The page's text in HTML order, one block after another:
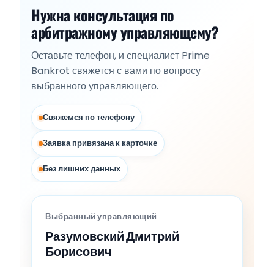
Нужна консультация по
арбитражному управляющему?
Оставьте телефон, и специалист Prime
Bankrot свяжется с вами по вопросу
выбранного управляющего.
Свяжемся по телефону
Заявка привязана к карточке
Без лишних данных
Выбранный управляющий
Разумовский Дмитрий
Борисович